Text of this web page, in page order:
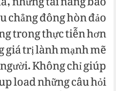
chẳng đông hòn đảo
trong thực tiễn hơn
trị lành mạnh mẽ
Không chỉ giúp
load những câu hỏi